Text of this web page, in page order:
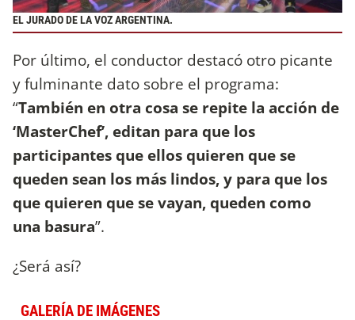
EL JURADO DE LA VOZ ARGENTINA.
Por último, el conductor destacó otro picante
y fulminante dato sobre el programa:
“También en otra cosa se repite la acción de
‘MasterChef’, editan para que los
participantes que ellos quieren que se
queden sean los más lindos, y para que los
que quieren que se vayan, queden como
una basura”.
¿Será así?
GALERÍA DE IMÁGENES